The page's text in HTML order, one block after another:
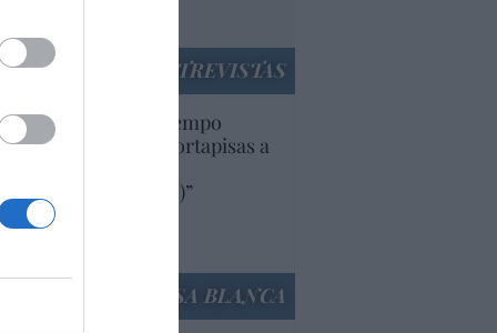
ENTREVISTAS
lleva mucho tiempo
aranceles y cortapisas a
(y europeas)”
Sánchez Arjona
LA CASA BLANCA